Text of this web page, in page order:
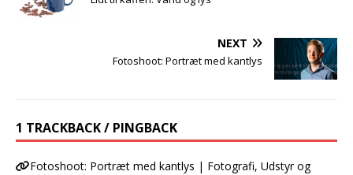
NEXT
Fotoshoot: Portræt med kantlys
1 TRACKBACK / PINGBACK
Fotoshoot: Portræt med kantlys | Fotografi, Udstyr og